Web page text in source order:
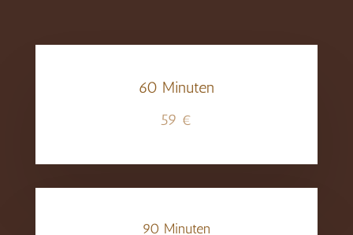
60 Minuten
59 €
90 Minuten